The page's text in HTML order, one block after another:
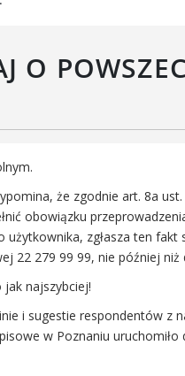
O
że zgodnie art. 8a
obowiązku
zgłasza ten
22 279 99 99, nie później niż
jak najszybciej!
i sugestie respondentów
w Poznaniu